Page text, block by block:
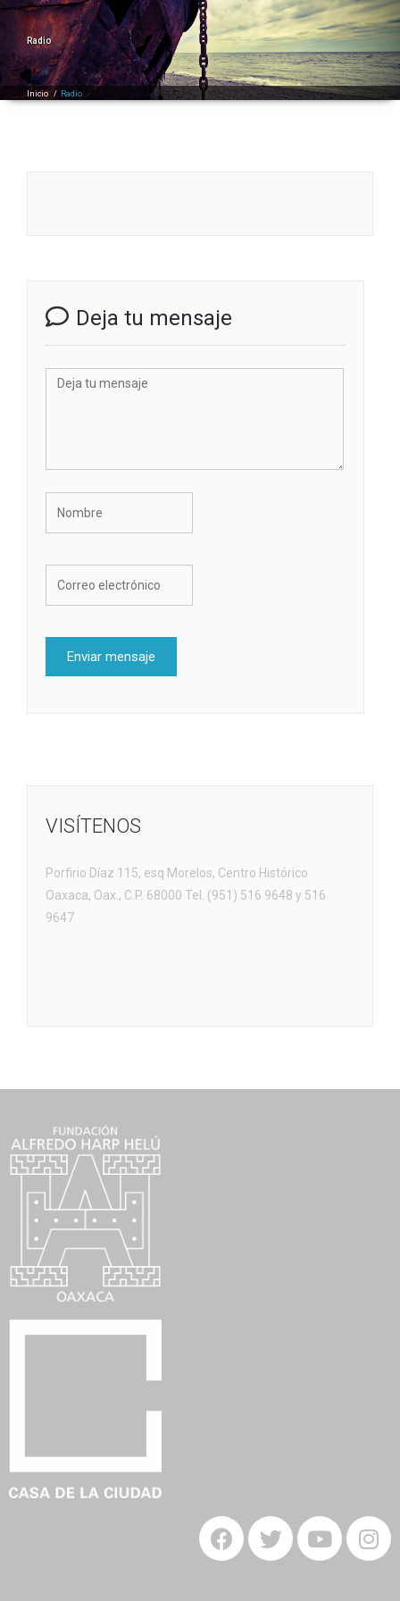
Radio
Inicio / Radio
Deja tu mensaje
VISÍTENOS
Porfirio Díaz 115, esq Morelos, Centro Histórico
Oaxaca, Oax., C.P. 68000 Tel. (951) 516 9648 y 516
9647